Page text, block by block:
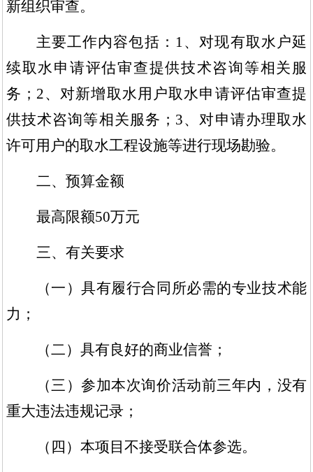
新组织审查。
主要工作内容包括： 1、对现有取水户延
续取水申请评估审查提供技术咨询等相关服
务；2、对新增取水用户取水申请评估审查提
供技术咨询等相关服务；3、对申请办理取水
许可用户的取水工程设施等进行现场勘验。
二、预算金额
最高限额50万元
三、有关要求
（一）具有履行合同所必需的专业技术能
力；
（二）具有良好的商业信誉；
（三）参加本次询价活动前三年内，没有
重大违法违规记录；
（四）本项目不接受联合体参选。